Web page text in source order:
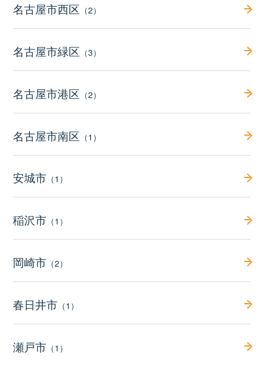
名古屋市西区 （2）
名古屋市緑区 （3）
名古屋市港区 （2）
名古屋市南区 （1）
安城市 （1）
稲沢市 （1）
岡崎市 （2）
春日井市 （1）
瀬戸市 （1）